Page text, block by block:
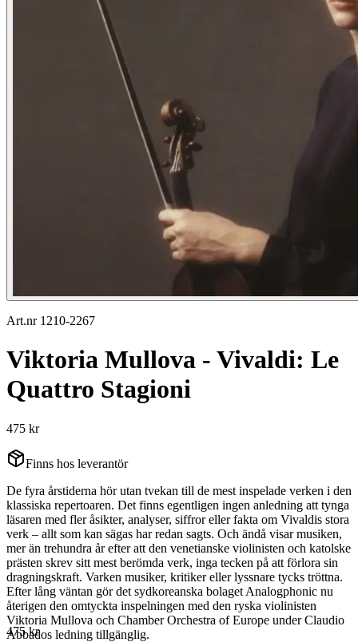
Art.nr 1210-2267
Viktoria Mullova - Vivaldi: Le
Quattro Stagioni
475 kr
Finns hos leverantör
De fyra årstiderna hör utan tvekan till de mest inspelade verken i den
klassiska repertoaren. Det finns egentligen ingen anledning att tynga
läsaren med fler åsikter, analyser, siffror eller fakta om Vivaldis stora
verk – allt som kan sägas har redan sagts. Och ändå visar musiken,
mer än trehundra år efter att den venetianske violinisten och katolske
prästen skrev sitt mest berömda verk, inga tecken på att förlora sin
dragningskraft. Varken musiker, kritiker eller lyssnare tycks tröttna.
Efter lång väntan gör det sydkoreanska bolaget Analogphonic nu
återigen den omtyckta inspelningen med den ryska violinisten
Viktoria Mullova och Chamber Orchestra of Europe under Claudio
Abbados ledning tillgänglig.
475 kr